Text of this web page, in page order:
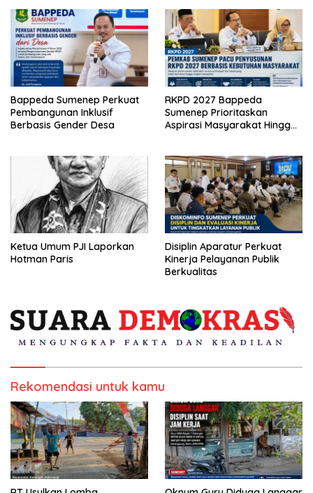
Bappeda Sumenep Perkuat
Pembangunan Inklusif
Berbasis Gender Desa
RKPD 2027 Bappeda
Sumenep Prioritaskan
Aspirasi Masyarakat Hingga
Ketua Umum PJI Laporkan
Hotman Paris
Disiplin Aparatur Perkuat
Kinerja Pelayanan Publik
Berkualitas
Rekomendasi untuk kamu